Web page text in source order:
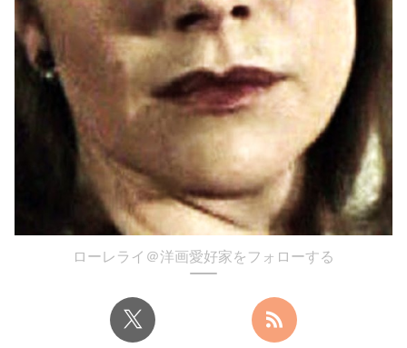
ローレライ＠洋画愛好家をフォローする